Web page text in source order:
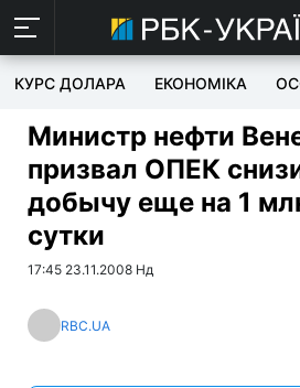
КУРС ДОЛАРА ЕКОНОМІКА
Министр нефти
призвал ОПЕК
добычу еще на 1
сутки
17:45 23.11.2008 Нд
RBC.UA